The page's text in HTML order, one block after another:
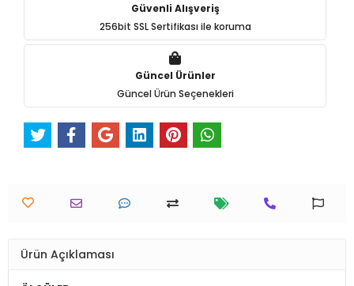
Güvenli Alışveriş
256bit SSL Sertifikası ile koruma
Güncel Ürünler
Güncel Ürün Seçenekleri
Ürün Açıklaması